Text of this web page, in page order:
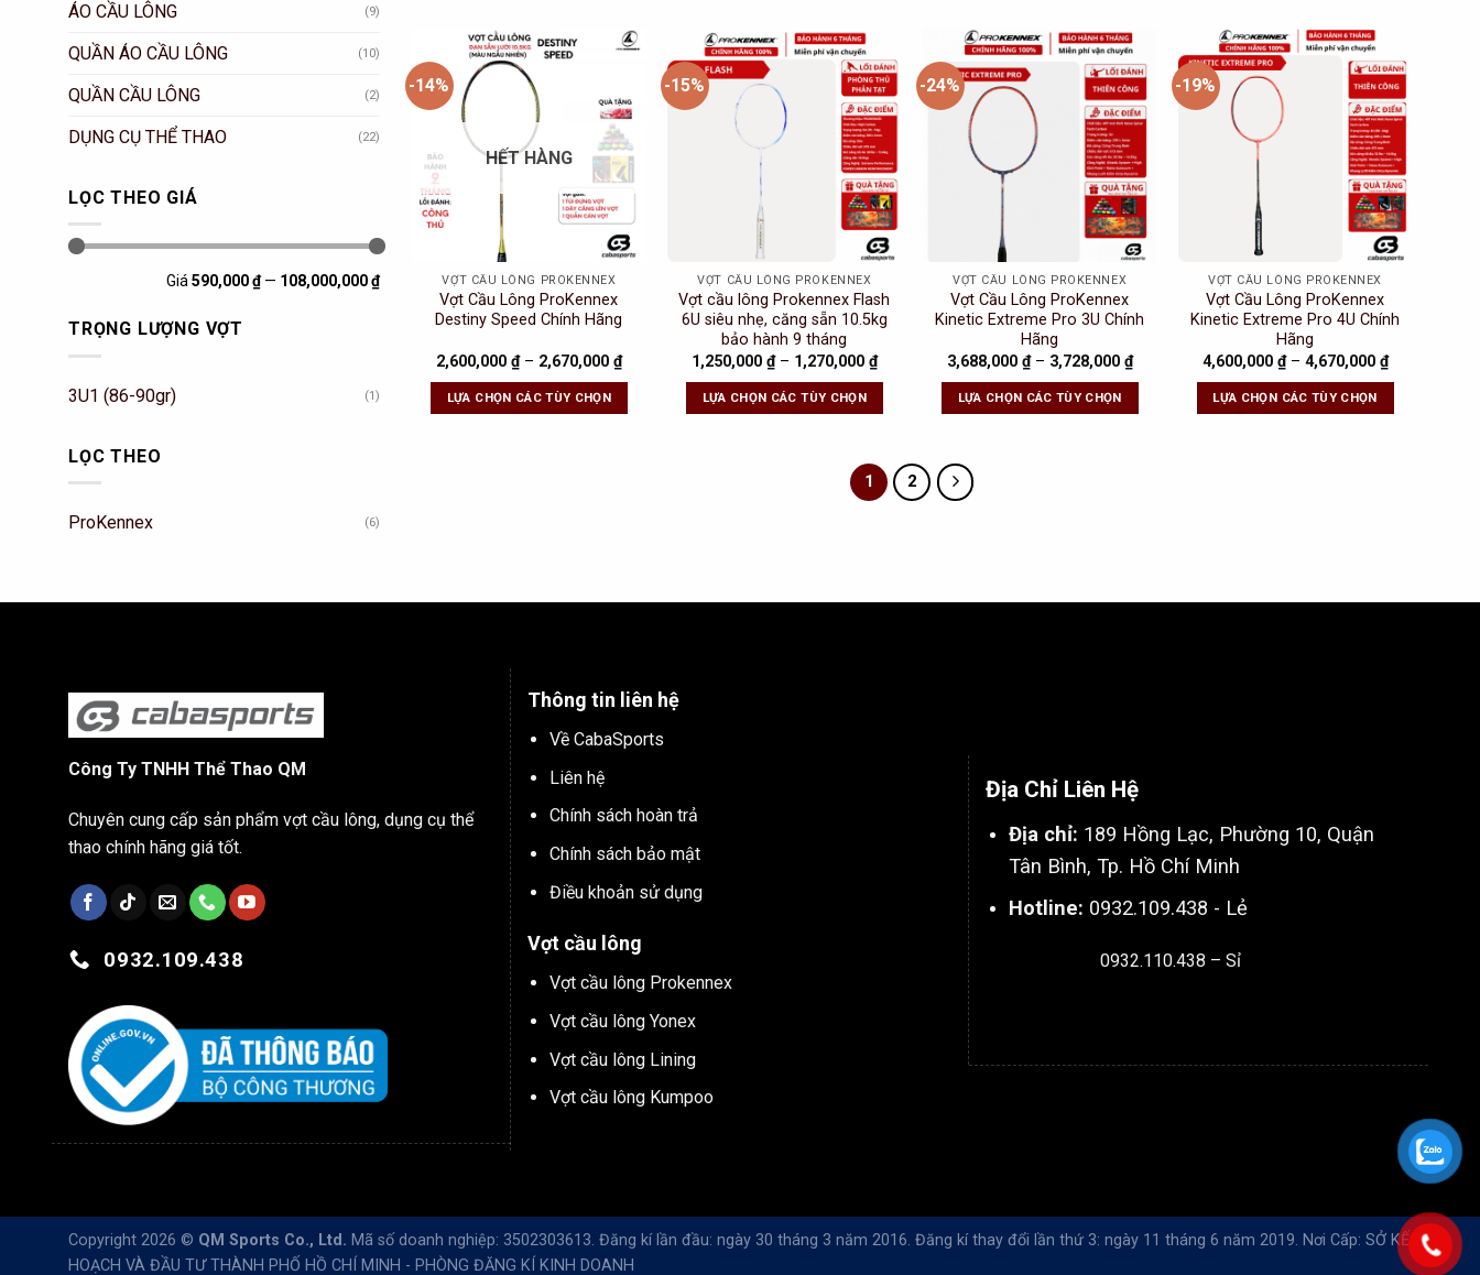
ÁO CẦU LÔNG (9)
QUẦN ÁO CẦU LÔNG (10)
QUẦN CẦU LÔNG (2)
DỤNG CỤ THỂ THAO (22)
LỌC THEO GIÁ
Giá 590,000 ₫— 108,000,000 ₫
TRỌNG LƯỢNG VỢT
3U1 (86-90gr) (1)
LỌC THEO
ProKennex (6)
-14%
Wishlist
HẾT HÀNG
VỢT CẦU LÔNG PROKENNEX
Vợt Cầu Lông ProKennex
Destiny Speed Chính Hãng
2,600,000 ₫– 2,670,000 ₫
LỰA CHỌN CÁC TÙY CHỌN
-15%
Add to
Wishlist
VỢT CẦU LÔNG PROKENNEX
Vợt cầu lông Prokennex Flash
6U siêu nhẹ, căng sẵn 10.5kg
bảo hành 9 tháng
1,250,000 ₫– 1,270,000 ₫
LỰA CHỌN CÁC TÙY CHỌN
-24%
Add to
Wishlist
VỢT CẦU LÔNG PROKENNEX
Vợt Cầu Lông ProKennex
Kinetic Extreme Pro 3U Chính
Hãng
3,688,000 ₫– 3,728,000 ₫
LỰA CHỌN CÁC TÙY CHỌN
-19%
Add to
Wishlist
VỢT CẦU LÔNG PROKENNEX
Vợt Cầu Lông ProKennex
Kinetic Extreme Pro 4U Chính
Hãng
4,600,000 ₫– 4,670,000 ₫
LỰA CHỌN CÁC TÙY CHỌN
1 2
Công Ty TNHH Thể Thao QM
Chuyên cung cấp sản phẩm vợt cầu lông, dụng cụ thể
thao chính hãng giá tốt.
0932.109.438
Thông tin liên hệ
Về CabaSports
Liên hệ
Chính sách hoàn trả
Chính sách bảo mật
Điều khoản sử dụng
Vợt cầu lông
Vợt cầu lông Prokennex
Vợt cầu lông Yonex
Vợt cầu lông Lining
Vợt cầu lông Kumpoo
Địa Chỉ Liên Hệ
Địa chỉ: 189 Hồng Lạc, Phường 10, Quận
Tân Bình, Tp. Hồ Chí Minh
Hotline: 0932.109.438 - Lẻ
0932.110.438 – Sỉ
Copyright 2026 © QM Sports Co., Ltd. Mã số doanh nghiệp: 3502303613. Đăng kí lần đầu: ngày 30 tháng 3 năm 2016. Đăng kí thay đổi lần thứ 3: ngày 11 tháng 6 năm 2019. Nơi Cấp: SỞ KẾ
HOẠCH VÀ ĐẦU TƯ THÀNH PHỐ HỒ CHÍ MINH - PHÒNG ĐĂNG KÍ KINH DOANH